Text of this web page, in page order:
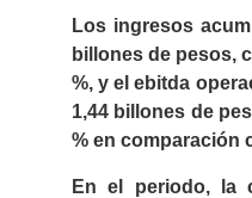
Los ingresos
billones de pesos,
%, y el ebitda
1,44 billones de
% en comparación
En el periodo, la